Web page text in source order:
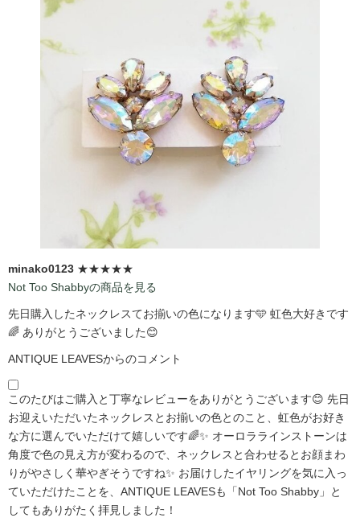
minako0123 ★★★★★
Not Too Shabbyの商品を見る
先日購入したネックレスてお揃いの色になります🩵 虹色大好きです
🌈 ありがとうございました😊
ANTIQUE LEAVESからのコメント
このたびはご購入と丁寧なレビューをありがとうございます😊 先日
お迎えいただいたネックレスとお揃いの色とのこと、虹色がお好き
な方に選んでいただけて嬉しいです🌈✨ オーロララインストーンは
角度で色の見え方が変わるので、ネックレスと合わせるとお顔まわ
りがやさしく華やぎそうですね✨ お届けしたイヤリングを気に入っ
ていただけたことを、ANTIQUE LEAVESも「Not Too Shabby」と
してもありがたく拝見しました！